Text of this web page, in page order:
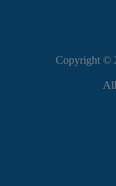
Copyright ©